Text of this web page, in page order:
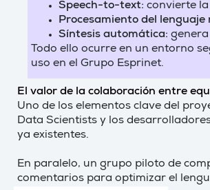
Speech-to-text: convierte
Procesamiento del lenguaje
Síntesis automática: genera
Todo ello ocurre en un entorno
uso en el Grupo Esprinet.
El valor de la colaboración entre
Uno de los elementos clave del
Data Scientists y los
ya existentes.
En paralelo, un grupo piloto de
comentarios para optimizar el